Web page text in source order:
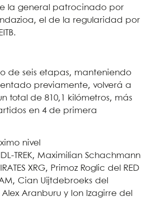
la general patrocinado por
el de la regularidad por
de seis etapas, manteniendo
previamente, volverá a
total de 810,1 kilómetros, más
en 4 de primera
nivel
TREK, Maximilian Schachmann
XRG, Primoz Roglic del RED
Cian Uijtdebroeks del
Alex Aranburu y Ion Izagirre del